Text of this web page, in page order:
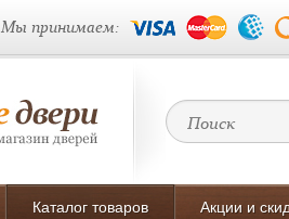
Мы принимаем:
Каталог товаров Акции и